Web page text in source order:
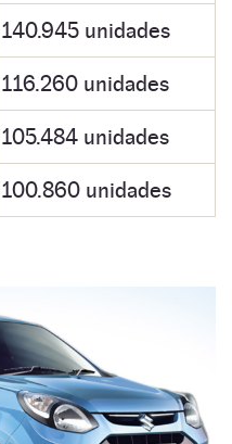
140.945 unidades
116.260 unidades
105.484 unidades
100.860 unidades